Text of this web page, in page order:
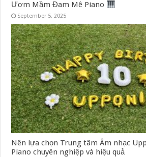
Ươm Mầm Đam Mê Piano
September 5, 2025
Nên lựa chọn Trung tâm Âm nhạc
Piano chuyên nghiệp và hiệu quả